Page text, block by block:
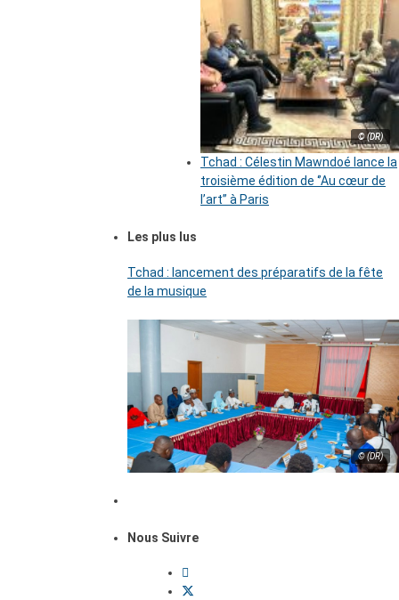
© (DR)
Tchad : Célestin Mawndoé lance la
troisième édition de ‘’Au cœur de
l’art’’ à Paris
Les plus lus
Tchad : lancement des préparatifs de la fête
de la musique
© (DR)
Nous Suivre